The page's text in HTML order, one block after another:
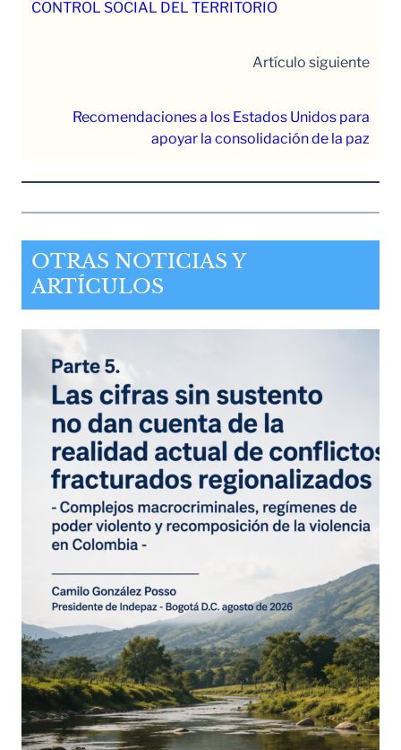
CONTROL SOCIAL DEL TERRITORIO
Artículo siguiente
Recomendaciones a los Estados Unidos para
apoyar la consolidación de la paz
OTRAS NOTICIAS Y
ARTÍCULOS